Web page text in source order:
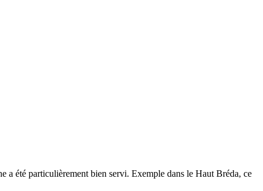
a été particulièrement bien servi. Exemple dans le Haut Bréda, ce